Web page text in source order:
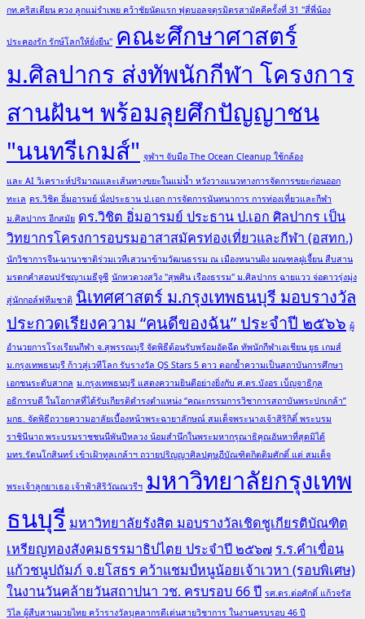
กท.คริสเตียน ควง ลูกแม่รำเพย คว้าชัยนัดแรก ฟุตบอลจตุรมิตรสามัคคีครั้งที่ 31 "สี่พี่น้อง
ประคองรัก รักษ์โลกให้ยั่งยืน" คณะศึกษาศาสตร์
ม.ศิลปากร ส่งทัพนักกีฬา โครงการ
สานฝันฯ พร้อมลุยศึกปัญญาชน
"นนทรีเกมส์" จุฬาฯ จับมือ The Ocean Cleanup ใช้กล้อง
และ AI วิเคราะห์ปริมาณและเส้นทางขยะในแม่น้ำ หวังวางแนวทางการจัดการขยะก่อนออก
ทะเล ดร.วิชิต อิ่มอารมย์ นั่งประธาน ป.เอก การจัดการนันทนาการ การท่องเที่ยวและกีฬา
ม.ศิลปากร อีกสมัย ดร.วิชิต อิ่มอารมย์ ประธาน ป.เอก ศิลปากร เป็น
วิทยากรโครงการอบรมอาสาสมัครท่องเที่ยวและกีฬา (อสทก.)
นักวิชาการจีน-นานาชาติร่วมเวทีเสวนาข้ามวัฒนธรรม ณ เมืองหนานผิง มณฑลฝูเจี้ยน สืบสาน
มรดกคำสอนปรัชญาเมธีจูซี นักหวดวงสวิง "สุพศิน เรืองธรรม" ม.ศิลปากร ฉายแวว จ่อดาวรุ่งมุ่ง
สู่นักกอล์ฟทีมชาติ นิเทศศาสตร์ ม.กรุงเทพธนบุรี มอบรางวัล
ประกวดเรียงความ “คนดีของฉัน” ประจำปี ๒๕๖๖ ผู้
อำนวยการโรงเรียนกีฬา จ.สุพรรณบุรี จัดพิธีต้อนรับพร้อมอัดฉีด ทัพนักกีฬาเอเชียน ยูธ เกมส์
ม.กรุงเทพธนบุรี ก้าวสู่เวทีโลก รับรางวัล QS Stars 5 ดาว ตอกย้ำความเป็นสถาบันการศึกษา
เอกชนระดับสากล ม.กรุงเทพธนบุรี แสดงความยินดีอย่างยิ่งกับ ศ.ดร.บังอร เบ็ญจาธิกุล
อธิการบดี ในโอกาสที่ได้รับเกียรติดำรงตำแหน่ง “คณะกรรมการวิชาการสถาบันพระปกเกล้า”
มกธ. จัดพิธีถวายความอาลัยเบื้องหน้าพระฉายาลักษณ์ สมเด็จพระนางเจ้าสิริกิติ์ พระบรม
ราชินีนาถ พระบรมราชชนนีพันปีหลวง น้อมสำนึกในพระมหากรุณาธิคุณอันหาที่สุดมิได้
มทร.รัตนโกสินทร์ เข้าเฝ้าทูลเกล้าฯ ถวายปริญญาศิลปดุษฎีบัณฑิตกิตติมศักดิ์ แด่ สมเด็จ
พระเจ้าลูกยาเธอ เจ้าฟ้าสิริวัณณวรีฯ มหาวิทยาลัยกรุงเทพ
ธนบุรี มหาวิทยาลัยรังสิต มอบรางวัลเชิดชูเกียรติบัณฑิต
เหรียญทองสังคมธรรมาธิปไตย ประจำปี ๒๕๖๗ ร.ร.คำเขื่อน
แก้วชนูปถัมภ์ จ.ยโสธร คว้าแชมป์หนูน้อยเจ้าเวหา (รอบพิเศษ)
ในงานวันคล้ายวันสถาปนา วช. ครบรอบ 66 ปี รศ.ดร.ต่อศักดิ์ แก้วจรัส
วิไล ผู้สืบสานมวยไทย คว้ารางวัลบุคลากรดีเด่นสายวิชาการ ในงานครบรอบ 46 ปี